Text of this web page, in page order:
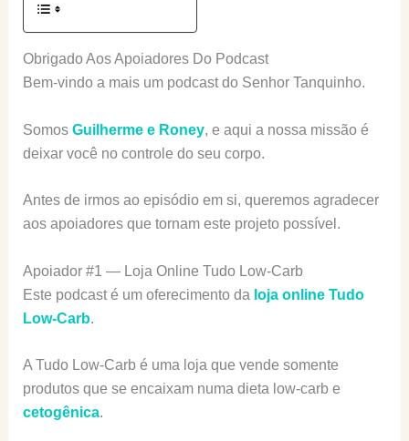
Obrigado Aos Apoiadores Do Podcast
Bem-vindo a mais um podcast do Senhor Tanquinho.
Somos Guilherme e Roney, e aqui a nossa missão é
deixar você no controle do seu corpo.
Antes de irmos ao episódio em si, queremos agradecer
aos apoiadores que tornam este projeto possível.
Apoiador #1 — Loja Online Tudo Low-Carb
Este podcast é um oferecimento da loja online Tudo
Low-Carb.
A Tudo Low-Carb é uma loja que vende somente
produtos que se encaixam numa dieta low-carb e
cetogênica.